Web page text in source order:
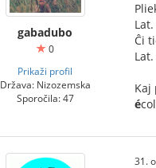
gabadubo
0
Prikaži profil
Država: Nizozemska
Sporočila: 47
Ĉi
Kaj
é
31.